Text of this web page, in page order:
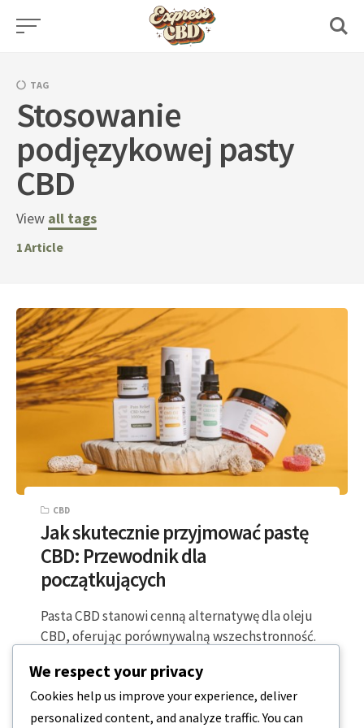
Skip
TAG
Stosowanie
podjęzykowej pasty
CBD
View all tags
1Article
CBD
Jak skutecznie przyjmować pastę
CBD: Przewodnik dla
początkujących
Pasta CBD stanowi cenną alternatywę dla oleju
CBD, oferując porównywalną wszechstronność.
konopi zmieszanego…
5 MINUTY CZYTANIA 2023-12-18
We respect your privacy
Cookies help us improve your experience, deliver
personalized content, and analyze traffic. You can